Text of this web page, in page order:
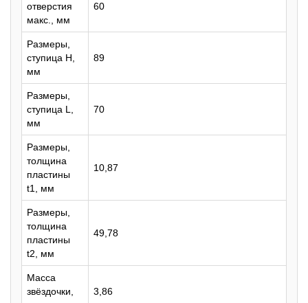
отверстия
макс., мм
60
Размеры,
ступица H,
мм
89
Размеры,
ступица L,
мм
70
Размеры,
толщина
пластины
t1, мм
10,87
Размеры,
толщина
пластины
t2, мм
49,78
Масса
звёздочки,
3,86